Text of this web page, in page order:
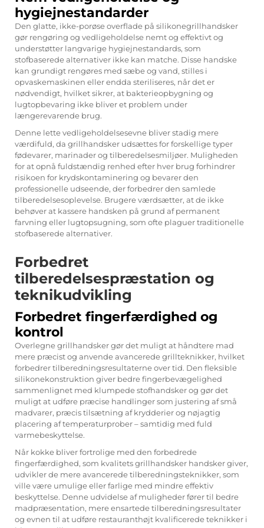
hygiejnestandarder
Den glatte, ikke-porøse overflade på silikonegrillhandsker
gør rengøring og vedligeholdelse nemt og effektivt og
understøtter langvarige hygiejnestandards, som
stofbaserede alternativer ikke kan matche. Disse handske
kan grundigt rengøres med sæbe og vand, stilles i
opvaskemaskinen eller endda steriliseres, når det er
nødvendigt, hvilket sikrer, at bakterieopbygning og
lugtopbevaring ikke bliver et problem under
længerevarende brug.
Denne lette vedligeholdelsesevne bliver stadig mere
værdifuld, da grillhandsker udsættes for forskellige typer
fødevarer, marinader og tilberedelsesmiljøer. Muligheden
for at opnå fuldstændig renhed efter hver brug forhindrer
risikoen for krydskontaminering og bevarer den
professionelle udseende, der forbedrer den samlede
tilberedelsesoplevelse. Brugere værdsætter, at de ikke
behøver at kassere handsken på grund af permanent
farvning eller lugtopsugning, som ofte plaguer traditionelle
stofbaserede alternativer.
Forbedret
tilberedelsespræstation og
teknikudvikling
Forbedret fingerfærdighed og
kontrol
Overlegne grillhandsker gør det muligt at håndtere mad
mere præcist og anvende avancerede grillteknikker, hvilket
forbedrer tilberedningsresultaterne over tid. Den fleksible
silikonekonstruktion giver bedre fingerbevægelighed
sammenlignet med klumpede stofhandsker og gør det
muligt at udføre præcise handlinger som justering af små
madvarer, præcis tilsætning af krydderier og nøjagtig
placering af temperaturprober – samtidig med fuld
varmebeskyttelse.
Når kokke bliver fortrolige med den forbedrede
fingerfærdighed, som kvalitetsgrillhandsker handsker giver,
udvikler de mere avancerede tilberedningsteknikker, som
ville være umulige eller farlige med mindre effektiv
beskyttelse. Denne udvidelse af muligheder fører til bedre
madpræsentation, mere ensartede tilberedningsresultater
og evnen til at udføre restauranthøjt kvalificerede teknikker i